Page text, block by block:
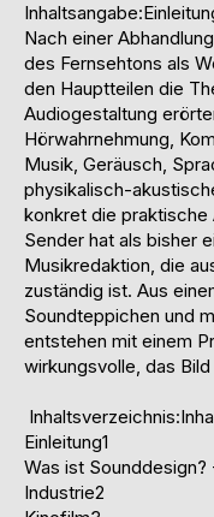
Nach einer
des Fernsehtons als
den Hauptteilen die
Audiogestaltung
Hörwahrnehmung,
Musik, Geräusch,
physikalisch-
konkret die praktische
Sender hat als bisher
Musikredaktion, die
zuständig ist. Aus
Soundteppichen und
entstehen mit einem
wirkungsvolle, das
Einleitung1
Was ist
Industrie2